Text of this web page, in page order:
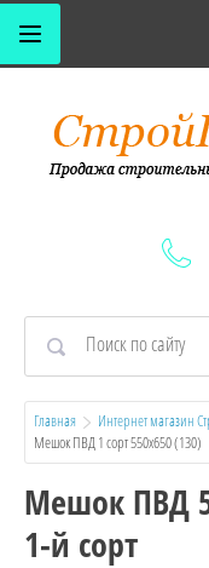
Главная Интернет магазин
Мешок ПВД 1 сорт 550х650 (130)
Мешок ПВД
1-й сорт